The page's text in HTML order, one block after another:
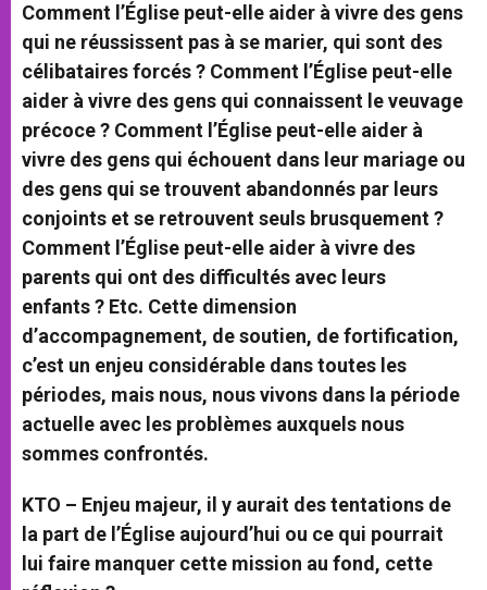
Comment l’Église peut-elle aider à vivre des gens
qui ne réussissent pas à se marier, qui sont des
célibataires forcés ? Comment l’Église peut-elle
aider à vivre des gens qui connaissent le veuvage
précoce ? Comment l’Église peut-elle aider à
vivre des gens qui échouent dans leur mariage ou
des gens qui se trouvent abandonnés par leurs
conjoints et se retrouvent seuls brusquement ?
Comment l’Église peut-elle aider à vivre des
parents qui ont des difficultés avec leurs
enfants ? Etc. Cette dimension
d’accompagnement, de soutien, de fortification,
c’est un enjeu considérable dans toutes les
périodes, mais nous, nous vivons dans la période
actuelle avec les problèmes auxquels nous
sommes confrontés.
KTO – Enjeu majeur, il y aurait des tentations de
la part de l’Église aujourd’hui ou ce qui pourrait
lui faire manquer cette mission au fond, cette